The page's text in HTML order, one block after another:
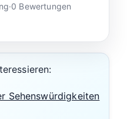
·0 Bewertungen
Sehenswürdigkeiten